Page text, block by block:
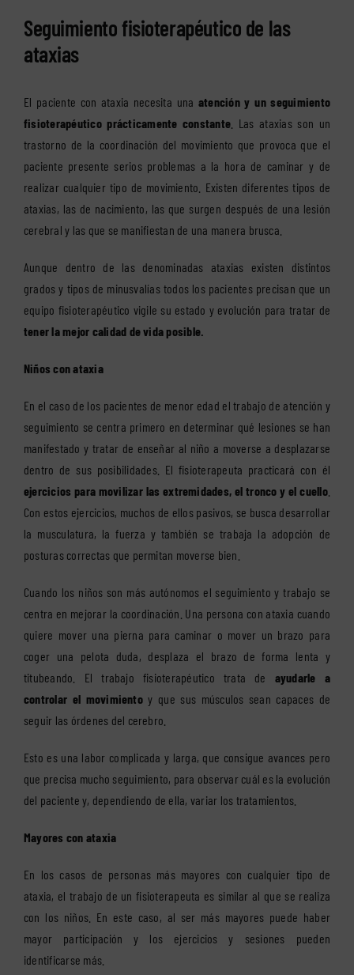
Seguimiento fisioterapéutico de las
ataxias
El paciente con ataxia necesita una atención y un seguimiento
fisioterapéutico prácticamente constante . Las ataxias son un
trastorno de la coordinación del movimiento que provoca que el
paciente presente serios problemas a la hora de caminar y de
realizar cualquier tipo de movimiento. Existen diferentes tipos de
ataxias, las de nacimiento, las que surgen después de una lesión
cerebral y las que se manifiestan de una manera brusca.
Aunque dentro de las denominadas ataxias existen distintos
grados y tipos de minusvalías todos los pacientes precisan que un
equipo fisioterapéutico vigile su estado y evolución para tratar de
tener la mejor calidad de vida posible.
Niños con ataxia
En el caso de los pacientes de menor edad el trabajo de atención y
seguimiento se centra primero en determinar qué lesiones se han
manifestado y tratar de enseñar al niño a moverse a desplazarse
dentro de sus posibilidades. El fisioterapeuta practicará con él
ejercicios para movilizar las extremidades, el tronco y el cuello.
Con estos ejercicios, muchos de ellos pasivos, se busca desarrollar
la musculatura, la fuerza y también se trabaja la adopción de
posturas correctas que permitan moverse bien.
Cuando los niños son más autónomos el seguimiento y trabajo se
centra en mejorar la coordinación. Una persona con ataxia cuando
quiere mover una pierna para caminar o mover un brazo para
coger una pelota duda, desplaza el brazo de forma lenta y
titubeando. El trabajo fisioterapéutico trata de ayudarle a
controlar el movimientoy que sus músculos sean capaces de
seguir las órdenes del cerebro.
Esto es una labor complicada y larga, que consigue avances pero
que precisa mucho seguimiento, para observar cuál es la evolución
del paciente y, dependiendo de ella, variar los tratamientos.
Mayores con ataxia
En los casos de personas más mayores con cualquier tipo de
ataxia, el trabajo de un fisioterapeuta es similar al que se realiza
con los niños. En este caso, al ser más mayores puede haber
mayor participación y los ejercicios y sesiones pueden
identificarse más.